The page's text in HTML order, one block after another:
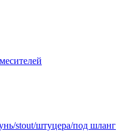
stout/штуцера/под шланг